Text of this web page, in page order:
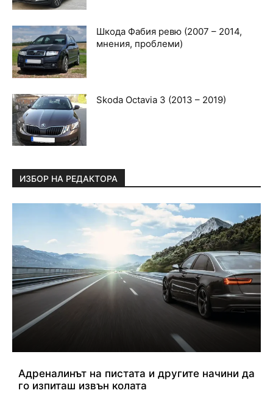
Шкода Фабия ревю (2007 – 2014,
мнения, проблеми)
Skoda Octavia 3 (2013 – 2019)
ИЗБОР НА РЕДАКТОРА
Адреналинът на пистата и другите начини да
го изпиташ извън колата